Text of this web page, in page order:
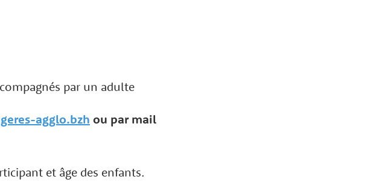
par un adulte
agglo.bzh ou par mail
et âge des enfants.